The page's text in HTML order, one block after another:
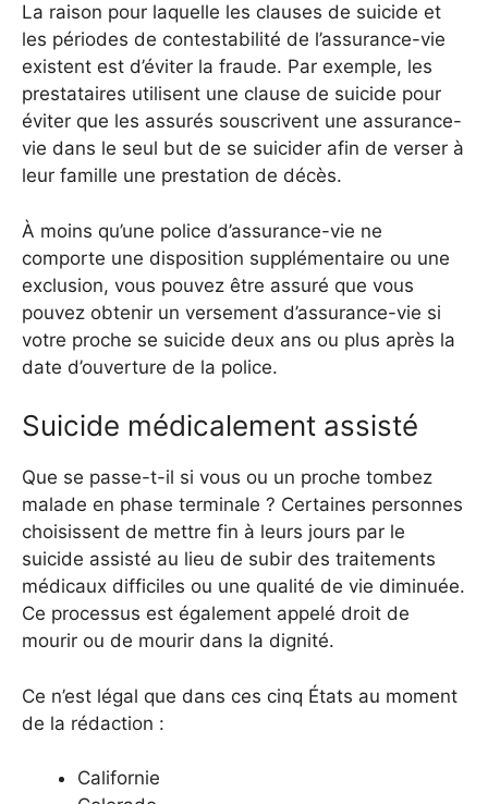
La raison pour laquelle les clauses de suicide et
les périodes de contestabilité de l’assurance-vie
existent est d’éviter la fraude. Par exemple, les
prestataires utilisent une clause de suicide pour
éviter que les assurés souscrivent une assurance-
vie dans le seul but de se suicider afin de verser à
leur famille une prestation de décès.
À moins qu’une police d’assurance-vie ne
comporte une disposition supplémentaire ou une
exclusion, vous pouvez être assuré que vous
pouvez obtenir un versement d’assurance-vie si
votre proche se suicide deux ans ou plus après la
date d’ouverture de la police.
Suicide médicalement assisté
Que se passe-t-il si vous ou un proche tombez
malade en phase terminale ? Certaines personnes
choisissent de mettre fin à leurs jours par le
suicide assisté au lieu de subir des traitements
médicaux difficiles ou une qualité de vie diminuée.
Ce processus est également appelé droit de
mourir ou de mourir dans la dignité.
Ce n’est légal que dans ces cinq États au moment
de la rédaction :
Californie